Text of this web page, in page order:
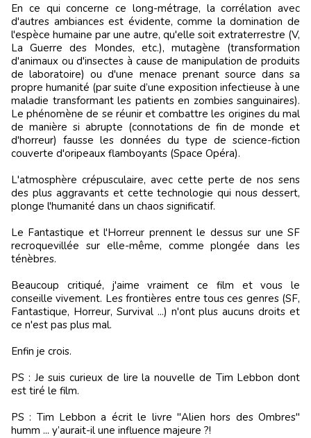
En ce qui concerne ce long-métrage, la corrélation avec
d'autres ambiances est évidente, comme la domination de
l'espèce humaine par une autre, qu'elle soit extraterrestre (V,
La Guerre des Mondes, etc.), mutagène (transformation
d'animaux ou d'insectes à cause de manipulation de produits
de laboratoire) ou d'une menace prenant source dans sa
propre humanité (par suite d’une exposition infectieuse à une
maladie transformant les patients en zombies sanguinaires).
Le phénomène de se réunir et combattre les origines du mal
de manière si abrupte (connotations de fin de monde et
d'horreur) fausse les données du type de science-fiction
couverte d'oripeaux flamboyants (Space Opéra).
L'atmosphère crépusculaire, avec cette perte de nos sens
des plus aggravants et cette technologie qui nous dessert,
plonge l'humanité dans un chaos significatif.
Le Fantastique et l'Horreur prennent le dessus sur une SF
recroquevillée sur elle-même, comme plongée dans les
ténèbres.
Beaucoup critiqué, j'aime vraiment ce film et vous le
conseille vivement. Les frontières entre tous ces genres (SF,
Fantastique, Horreur, Survival ...) n'ont plus aucuns droits et
ce n'est pas plus mal.
Enfin je crois.
PS : Je suis curieux de lire la nouvelle de Tim Lebbon dont
est tiré le film.
PS : Tim Lebbon a écrit le livre "Alien hors des Ombres"
humm ... y’aurait-il une influence majeure ?!